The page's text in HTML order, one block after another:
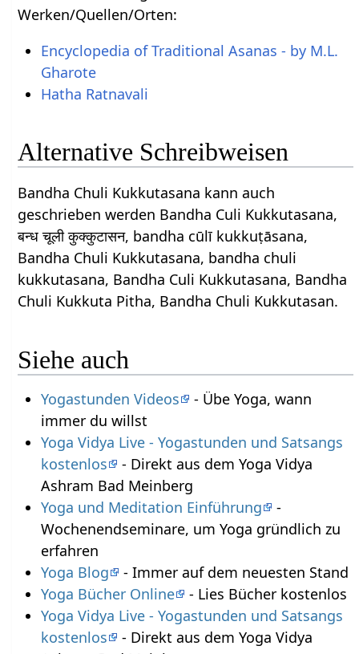
Werken/Quellen/Orten:
Encyclopedia of Traditional Asanas - by M.L.
Gharote
Hatha Ratnavali
Alternative Schreibweisen
Bandha Chuli Kukkutasana kann auch
geschrieben werden Bandha Culi Kukkutasana,
बन्ध चूली कुक्कुटासन, bandha cūlī kukkuṭāsana,
Bandha Chuli Kukkutasana, bandha chuli
kukkutasana, Bandha Culi Kukkutasana, Bandha
Chuli Kukkuta Pitha, Bandha Chuli Kukkutasan.
Siehe auch
Yogastunden Videos
- Übe Yoga, wann
immer du willst
Yoga Vidya Live - Yogastunden und Satsangs
kostenlos
- Direkt aus dem Yoga Vidya
Ashram Bad Meinberg
Yoga und Meditation Einführung
-
Wochenendseminare, um Yoga gründlich zu
erfahren
Yoga Blog
- Immer auf dem neuesten Stand
Yoga Bücher Online
- Lies Bücher kostenlos
Yoga Vidya Live - Yogastunden und Satsangs
kostenlos
- Direkt aus dem Yoga Vidya